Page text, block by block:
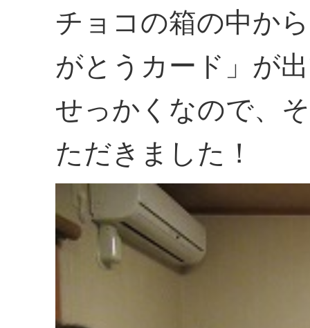
チョコの箱の中か
がとうカード」が
せっかくなので、
ただきました！